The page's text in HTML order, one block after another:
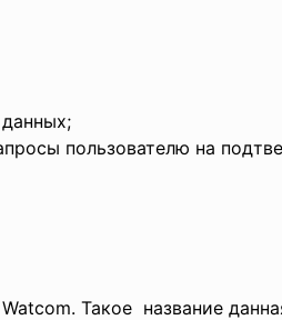
пользователю на
Такое название